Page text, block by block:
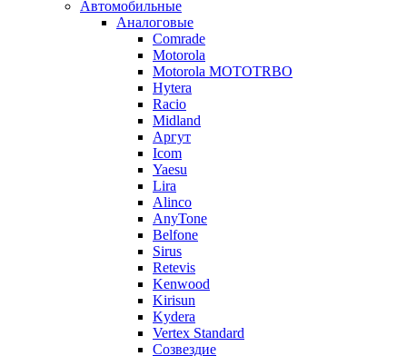
Автомобильные
Аналоговые
Comrade
Motorola
Motorola MOTOTRBO
Hytera
Racio
Midland
Аргут
Icom
Yaesu
Lira
Alinco
AnyTone
Belfone
Sirus
Retevis
Kenwood
Kirisun
Kydera
Vertex Standard
Созвездие